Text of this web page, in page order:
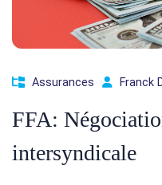
Assurances Franck
FFA:
intersyndicale